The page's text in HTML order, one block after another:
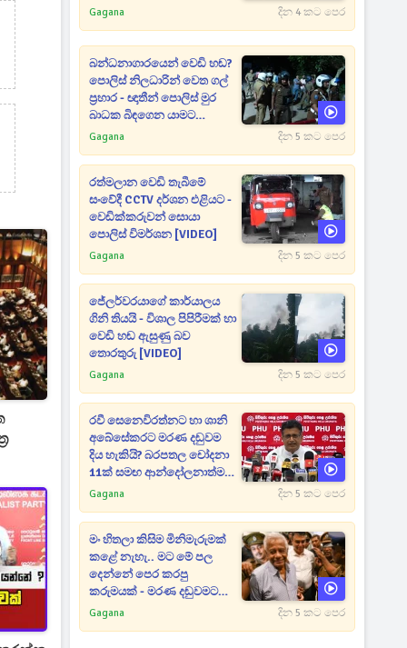
මෙන්න
Gagana දින 4 කට පෙර
බන්ධනාගාරයෙන් වෙඩි හඬ?
පොලිස් නිලධාරින් වෙත ගල්
ප්‍රහාර - ඥාතීන් පොලිස් මුර
බාධක බිඳගෙන යාමට
උත්සාහයක [VIDEO]
Gagana දින 5 කට පෙර
රත්මලාන වෙඩි තැබීමේ
සංවේදී CCTV දර්ශන එළියට -
වෙඩික්කරුවන් සොයා
පොලිස් විමර්ශන [VIDEO]
Gagana දින 5 කට පෙර
ජේලර්වරයාගේ කාර්යාලය
ගිනි තියයි - විශාල පිපිරීමක් හා
වෙඩි හඬ ඇසුණු බව
තොරතුරු [VIDEO]
Gagana දින 5 කට පෙර
රවී සෙනෙවිරත්නට හා ශානි
අබේසේකරට මරණ දඬුවම
දිය හැකියි? බරපතල චෝදනා
11ක් සමඟ ආන්දෝලනාත්මක
ප්‍රකාශයක් [VIDEO]
Gagana දින 5 කට පෙර
මං හිතලා කිසිම මිනිමැරුමක්
කළේ නැහැ.. මට මේ පල
දෙන්නේ පෙර කරපු
කරුමයක් - මරණ දඬුවමට
කළින් කට ඇරපු පූජිත් හඬා
Gagana දින 5 කට පෙර